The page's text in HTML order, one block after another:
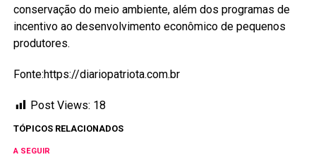
conservação do meio ambiente, além dos programas de
incentivo ao desenvolvimento econômico de pequenos
produtores.
Fonte:https://diariopatriota.com.br
Post Views: 18
TÓPICOS RELACIONADOS
A SEGUIR